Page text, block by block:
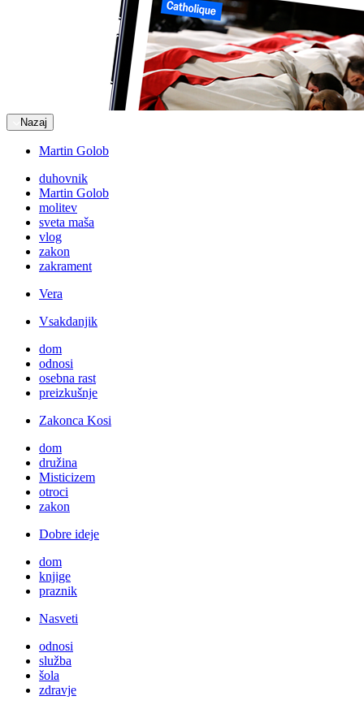
Nazaj
Martin Golob
duhovnik
Martin Golob
molitev
sveta maša
vlog
zakon
zakrament
Vera
Vsakdanjik
dom
odnosi
osebna rast
preizkušnje
Zakonca Kosi
dom
družina
Misticizem
otroci
zakon
Dobre ideje
dom
knjige
praznik
Nasveti
odnosi
služba
šola
zdravje